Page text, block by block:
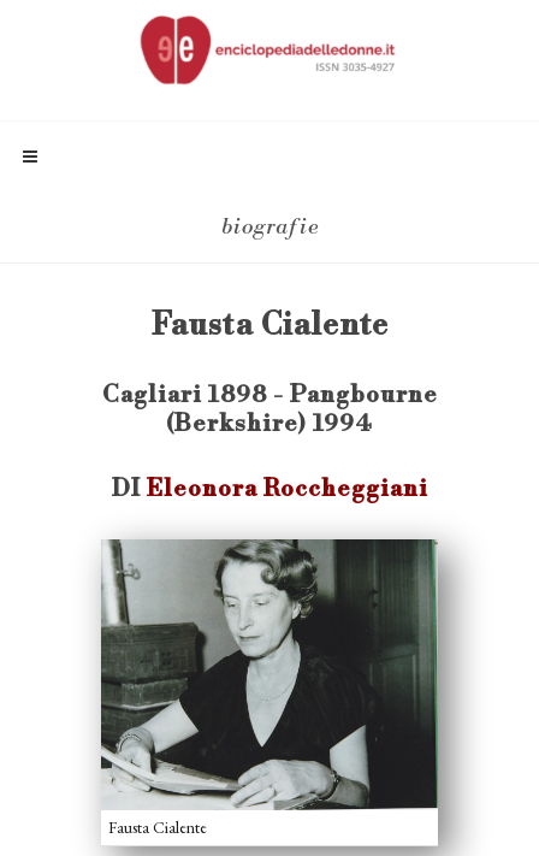
biografie
Fausta Cialente
Cagliari 1898 - Pangbourne
(Berkshire) 1994
DI Eleonora Roccheggiani
Fausta Cialente